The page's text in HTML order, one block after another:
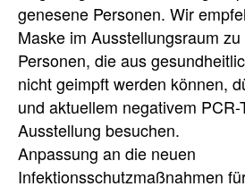
genesene Personen. Wir
Maske im Ausstellungsraum
Personen, die aus
nicht geimpft werden können,
und aktuellem negativem
Ausstellung besuchen.
Anpassung an die neuen
Infektionsschutzmaßnahmen